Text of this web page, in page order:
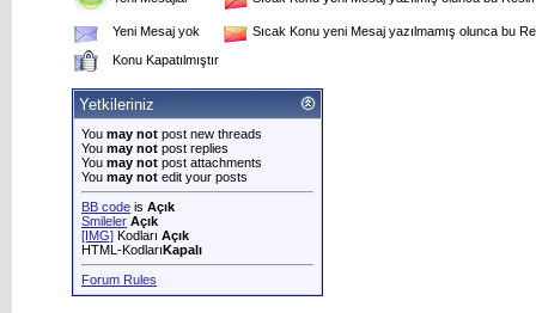
Yeni Mesaj yok
Sıcak Konu yeni Mesaj yazılmamış olunca bu
Konu Kapatılmıştır
Yetkileriniz
You may not post new threads
You may not post replies
You may not post attachments
You may not edit your posts
BB code is Açık
Smileler Açık
[IMG] Kodları Açık
HTML-KodlarıKapalı
Forum Rules